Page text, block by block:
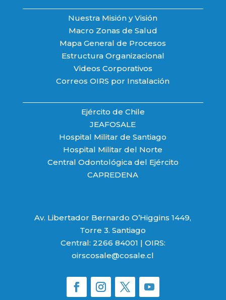
Nuestra Misión y Visión
Macro Zonas de Salud
Mapa General de Procesos
Estructura Organizacional
Videos Corporativos
Correos OIRS por Instalación
Ejército de Chile
JEAFOSALE
Hospital Militar de Santiago
Hospital Militar del Norte
Central Odontológica del Ejército
CAPREDENA
Av. Libertador Bernardo O’Higgins 1449,
Torre 3. Santiago
Central: 2266 84001 | OIRS:
oirscosale@cosale.cl